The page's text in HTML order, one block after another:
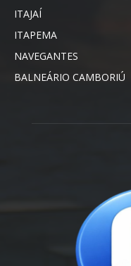
ITAJAÍ
ITAPEMA
NAVEGANTES
BALNEÁRIO CAMBORIÚ